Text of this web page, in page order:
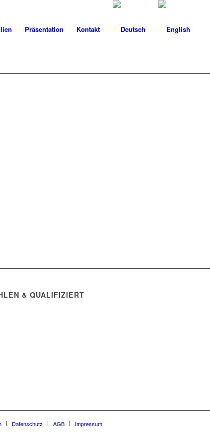
Präsentation Kontakt
& QUALIFIZIERT
Datenschutz AGB Impressum